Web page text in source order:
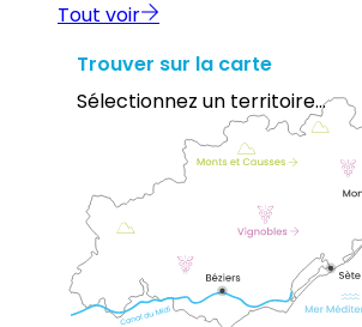
Tout voir
Trouver sur la carte
Sélectionnez un territoire...